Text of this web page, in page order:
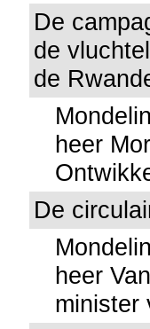
De
de
de
heer
De
heer
minister